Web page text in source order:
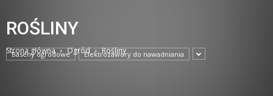
Strona główna Ogród Rośliny
ROŚLINY
Baseny ogrodowe Elektrozawory do nawadniania